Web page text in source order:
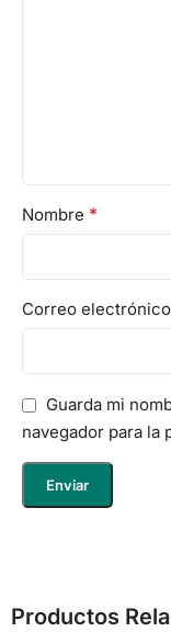
Nombre *
Correo electrónico
Guarda mi
navegador para la
Productos